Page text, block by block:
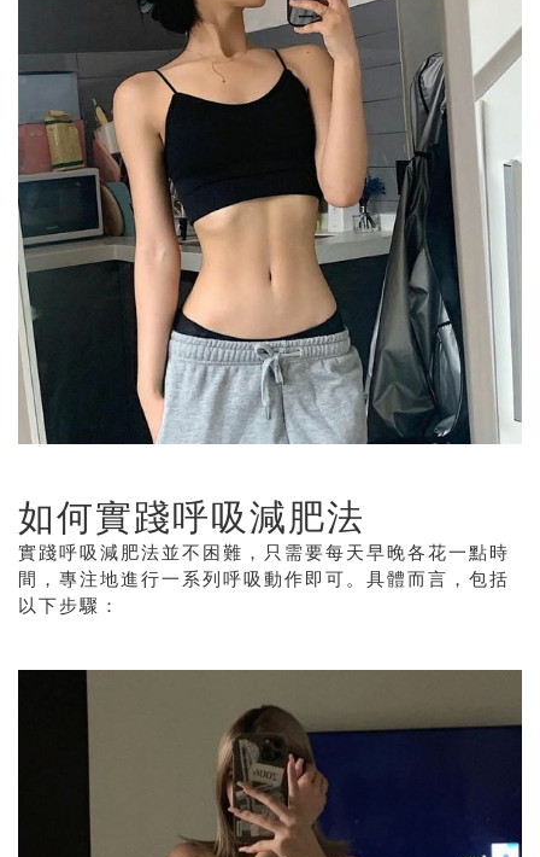
如何實踐呼吸減肥法
實踐呼吸減肥法並不困難，只需要每天早晚各花一點時
間，專注地進行一系列呼吸動作即可。具體而言，包括
以下步驟：